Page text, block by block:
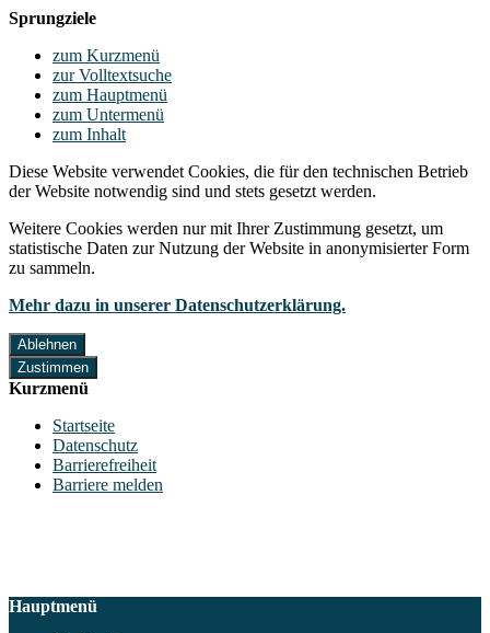
Sprungziele
zum Kurzmenü
zur Volltextsuche
zum Hauptmenü
zum Untermenü
zum Inhalt
Diese Website verwendet Cookies, die für den technischen Betrieb
der Website notwendig sind und stets gesetzt werden.
Weitere Cookies werden nur mit Ihrer Zustimmung gesetzt, um
statistische Daten zur Nutzung der Website in anonymisierter Form
zu sammeln.
Mehr dazu in unserer Datenschutzerklärung.
Ablehnen
Zustimmen
Kurzmenü
Startseite
Datenschutz
Barrierefreiheit
Barriere melden
Hauptmenü